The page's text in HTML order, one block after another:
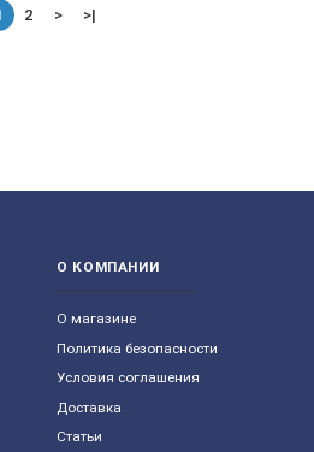
2 > >|
О КОМПАНИИ
О магазине
Политика безопасности
Условия соглашения
Доставка
Статьи